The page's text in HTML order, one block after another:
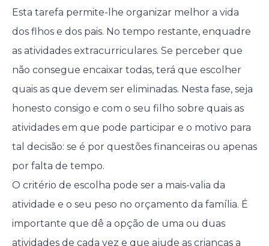
Esta tarefa permite-lhe organizar melhor a vida
dos flhos e dos pais. No tempo restante, enquadre
as atividades extracurriculares. Se perceber que
não consegue encaixar todas, terá que escolher
quais as que devem ser eliminadas. Nesta fase, seja
honesto consigo e com o seu filho sobre quais as
atividades em que pode participar e o motivo para
tal decisão: se é por questões financeiras ou apenas
por falta de tempo.
O critério de escolha pode ser a mais-valia da
atividade e o seu peso no orçamento da família. É
importante que dê a opção de uma ou duas
atividades de cada vez e que ajude as crianças a